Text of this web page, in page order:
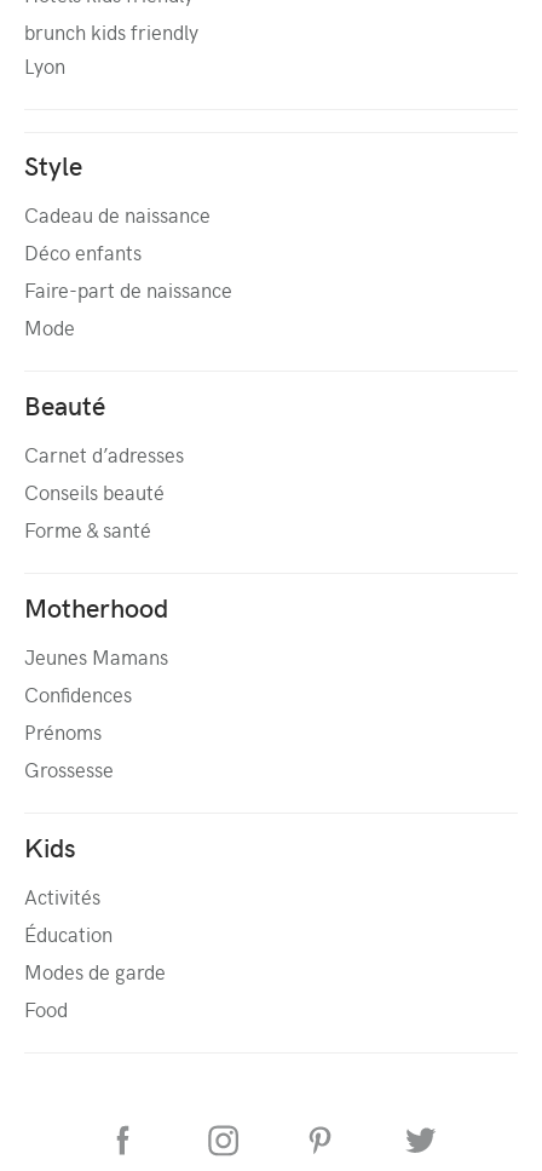
brunch kids friendly
Lyon
Style
Cadeau de naissance
Déco enfants
Faire-part de naissance
Mode
Beauté
Carnet d’adresses
Conseils beauté
Forme & santé
Motherhood
Jeunes Mamans
Confidences
Prénoms
Grossesse
Kids
Activités
Éducation
Modes de garde
Food